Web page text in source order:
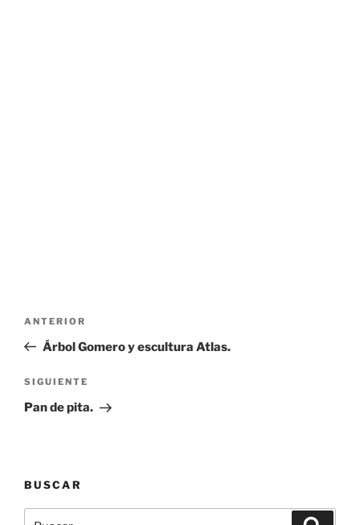
entradas
Entrada
anterior:
ANTERIOR
Árbol Gomero y escultura Atlas.
Siguiente
entrada
SIGUIENTE
Pan de pita.
BUSCAR